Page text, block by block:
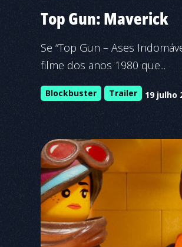
Top Gun: Maverick
Se “Top Gun – Ases
filme dos anos 1980 que...
Blockbuster Trailer 19 julho